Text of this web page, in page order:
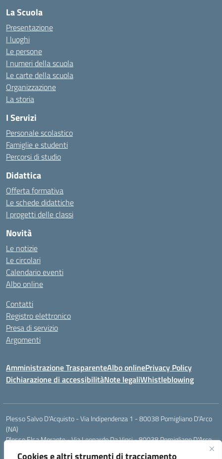
Cookies e altri strumenti di tracciamento
La Scuola
Presentazione
I luoghi
Le persone
I numeri della scuola
Le carte della scuola
Organizzazione
La storia
I Servizi
Personale scolastico
Famiglie e studenti
Percorsi di studio
Didattica
Offerta formativa
Le schede didattiche
I progetti delle classi
Novità
Le notizie
Le circolari
Calendario eventi
Albo online
Contatti
Registro elettronico
Presa di servizio
Argomenti
Amministrazione TrasparenteAlbo onlinePrivacy Policy
Dichiarazione di accessibilitàNote legaliWhistleblowing
Plesso Salvo D'Acquisto - Via Indipendenza 1 - 80038 Pomigliano D'Arco
(NA)
Plesso Elsa Morante - Via Leonardo Da Vinci - 80038 Pomigliano D'Arco